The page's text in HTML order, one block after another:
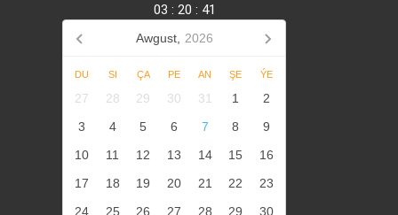
03 : 20 : 41
Awgust, 2026
DU SI ÇA PE AN ŞE ÝE
27 28 29 30 31 1
2
3
4 5 6 7 8
9
10
11 12 13 14 15
16
17
18 19 20 21 22
23
24
25 26 27 28 29 30